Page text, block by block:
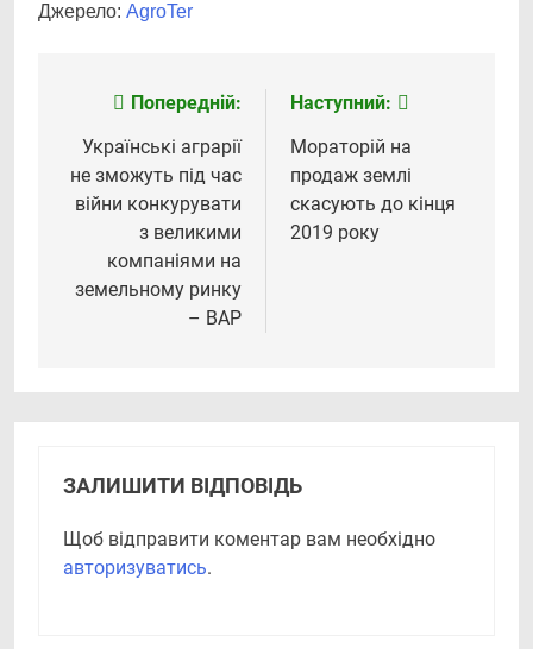
Джерело: АgroTer
Навігація
записів
Попередній:
Українські аграрії
не зможуть під час
війни конкурувати
з великими
компаніями на
земельному ринку
– ВАР
Наступний:
Мораторій на
продаж землі
скасують до кінця
2019 року
ЗАЛИШИТИ ВІДПОВІДЬ
Щоб відправити коментар вам необхідно
авторизуватись.